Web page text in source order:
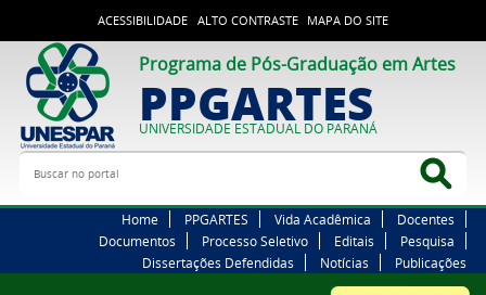
ACESSIBILIDADE ALTO CONTRASTE MAPA DO SITE
Programa de Pós-Graduação em Artes
PPGARTES
UNIVERSIDADE ESTADUAL DO PARANÁ
Buscar no portal
Home PPGARTES Vida Acadêmica
Docentes
Documentos
Processo Seletivo Editais
Pesquisa
Dissertações Defendidas
Notícias Publicações